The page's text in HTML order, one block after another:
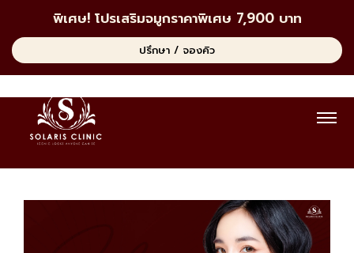
พิเศษ! โปรเสริมจมูกราคาพิเศษ 7,900 บาท
ปรึกษา / จองคิว